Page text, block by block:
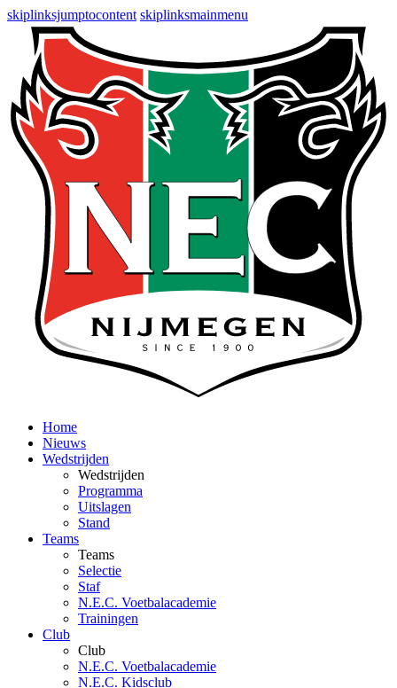
skiplinksjumptocontent skiplinksmainmenu
Home
Nieuws
Wedstrijden
Wedstrijden
Programma
Uitslagen
Stand
Teams
Teams
Selectie
Staf
N.E.C. Voetbalacademie
Trainingen
Club
Club
N.E.C. Voetbalacademie
N.E.C. Kidsclub